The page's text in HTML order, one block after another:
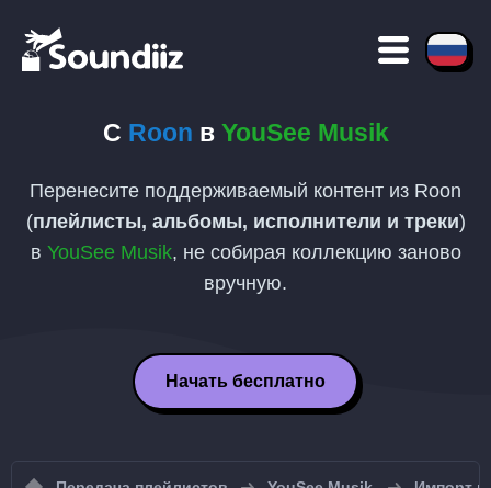
С Roon в YouSee Musik
Перенесите поддерживаемый контент из Roon
(плейлисты, альбомы, исполнители и треки)
в YouSee Musik, не собирая коллекцию заново
вручную.
Начать бесплатно